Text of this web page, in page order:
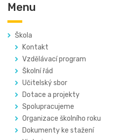
Menu
Škola
Kontakt
Vzdělávací program
Školní řád
Učitelský sbor
Dotace a projekty
Spolupracujeme
Organizace školního roku
Dokumenty ke stažení